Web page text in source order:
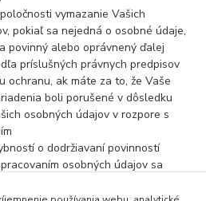
vymazanie Vašich
pokiaľ sa nejedná o osobné údaje,
povinný alebo oprávnený ďalej
príslušných právnych predpisov
ochranu, ak máte za to, že Vaše
boli porušené v dôsledku
osobných údajov v rozpore s
o dodržiavaní povinností
osobných údajov sa